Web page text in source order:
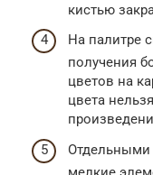
кистью
На палитре
получения
цветов на
цвета
Отдельными